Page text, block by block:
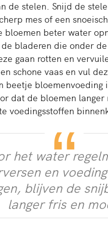
de stelen. Snijd de
mes of een
bloemen beter water
bladeren die onder
gaan rotten en
schone vaas en vul
beetje bloemenvoeding
dat de bloemen
voedingsstoffen
het water
en
blijven de
langer fris en